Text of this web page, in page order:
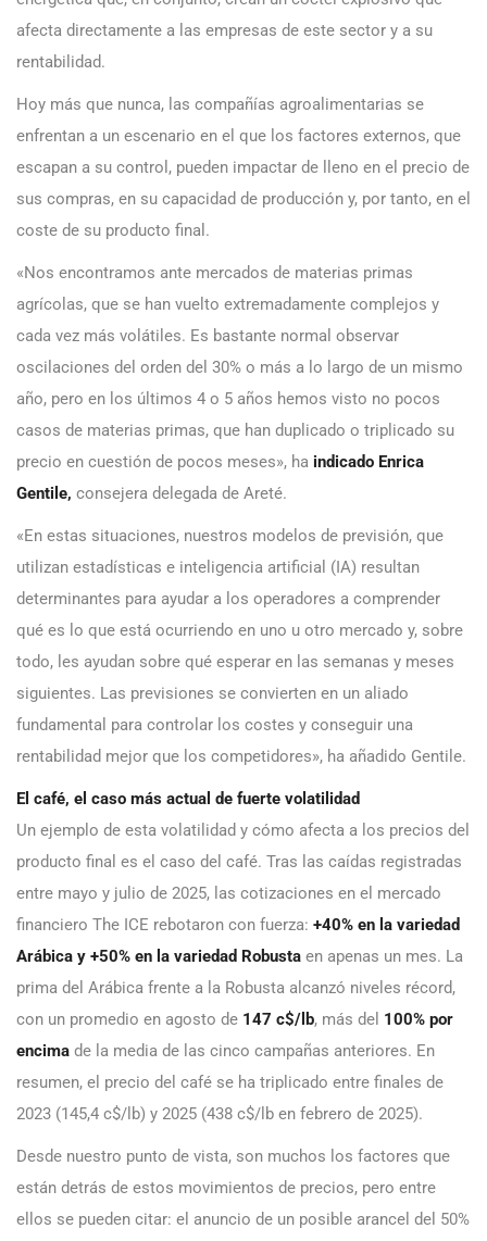
afecta directamente a las empresas de este sector y a su
rentabilidad.
Hoy más que nunca, las compañías agroalimentarias se
enfrentan a un escenario en el que los factores externos, que
escapan a su control, pueden impactar de lleno en el precio de
sus compras, en su capacidad de producción y, por tanto, en el
coste de su producto final.
«Nos encontramos ante mercados de materias primas
agrícolas, que se han vuelto extremadamente complejos y
cada vez más volátiles. Es bastante normal observar
oscilaciones del orden del 30% o más a lo largo de un mismo
año, pero en los últimos 4 o 5 años hemos visto no pocos
casos de materias primas, que han duplicado o triplicado su
precio en cuestión de pocos meses», ha indicado Enrica
Gentile, consejera delegada de Areté.
«En estas situaciones, nuestros modelos de previsión, que
utilizan estadísticas e inteligencia artificial (IA) resultan
determinantes para ayudar a los operadores a comprender
qué es lo que está ocurriendo en uno u otro mercado y, sobre
todo, les ayudan sobre qué esperar en las semanas y meses
siguientes. Las previsiones se convierten en un aliado
fundamental para controlar los costes y conseguir una
rentabilidad mejor que los competidores», ha añadido Gentile.
El café, el caso más actual de fuerte volatilidad
Un ejemplo de esta volatilidad y cómo afecta a los precios del
producto final es el caso del café. Tras las caídas registradas
entre mayo y julio de 2025, las cotizaciones en el mercado
financiero The ICE rebotaron con fuerza: +40% en la variedad
Arábica y +50% en la variedad Robusta en apenas un mes. La
prima del Arábica frente a la Robusta alcanzó niveles récord,
con un promedio en agosto de 147 c$/lb, más del 100% por
encima de la media de las cinco campañas anteriores. En
resumen, el precio del café se ha triplicado entre finales de
2023 (145,4 c$/lb) y 2025 (438 c$/lb en febrero de 2025).
Desde nuestro punto de vista, son muchos los factores que
están detrás de estos movimientos de precios, pero entre
ellos se pueden citar: el anuncio de un posible arancel del 50%